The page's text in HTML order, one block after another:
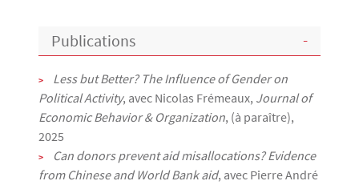
Publications
Less but Better? The Influence of Gender on
Political Activity, avec Nicolas Frémeaux, Journal of
Economic Behavior & Organization, (à paraître),
2025
Can donors prevent aid misallocations? Evidence
from Chinese and World Bank aid, avec Pierre André